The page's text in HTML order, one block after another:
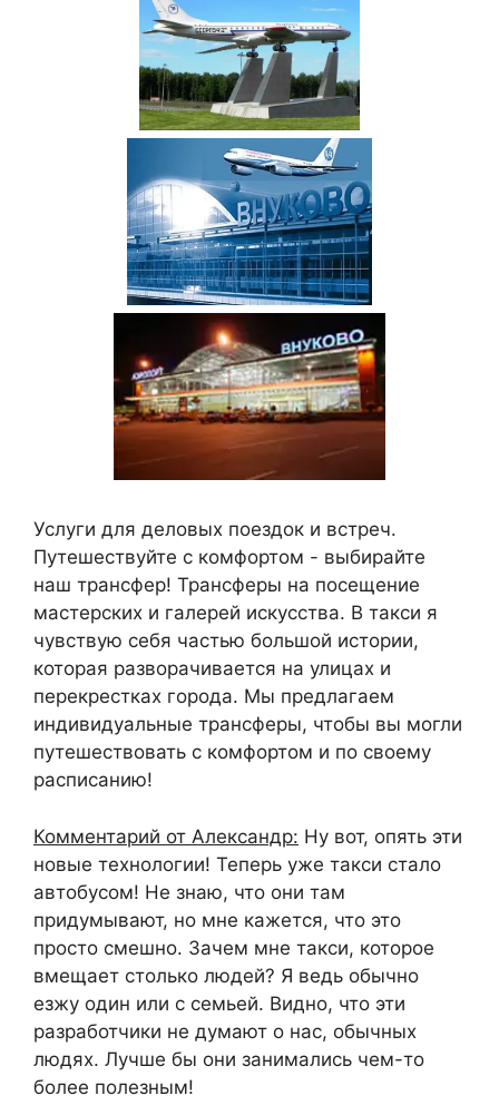
Услуги для деловых поездок и встреч.
Путешествуйте с комфортом - выбирайте
наш трансфер! Трансферы на посещение
мастерских и галерей искусства. В такси я
чувствую себя частью большой истории,
которая разворачивается на улицах и
перекрестках города. Мы предлагаем
индивидуальные трансферы, чтобы вы могли
путешествовать с комфортом и по своему
расписанию!
Комментарий от Александр: Ну вот, опять эти
новые технологии! Теперь уже такси стало
автобусом! Не знаю, что они там
придумывают, но мне кажется, что это
просто смешно. Зачем мне такси, которое
вмещает столько людей? Я ведь обычно
езжу один или с семьей. Видно, что эти
разработчики не думают о нас, обычных
людях. Лучше бы они занимались чем-то
более полезным!